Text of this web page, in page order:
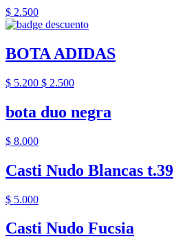
$ 2.500
BOTA ADIDAS
$ 5.200 $ 2.500
bota duo negra
$ 8.000
Casti Nudo Blancas t.39
$ 5.000
Casti Nudo Fucsia